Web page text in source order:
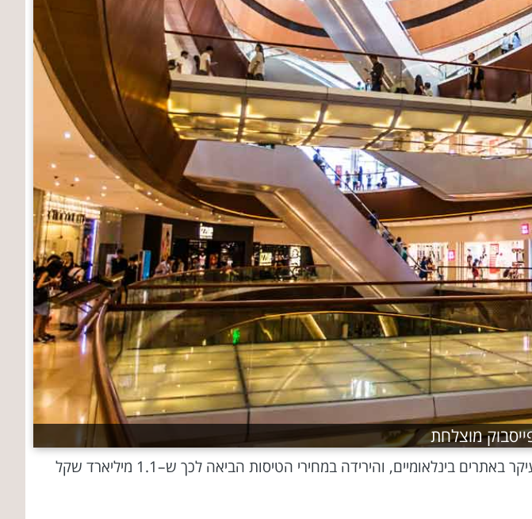
מוצלחת
"ב–2017 הוציאו הישראלים 2.5–3 מיליארד שקל על קניית מוצרי אופנה באינטרנט, בעיקר באתרים בינלאומיים, והירידה במחירי הטיסות הביאה לכך ש–1.1 מיליארד שקל